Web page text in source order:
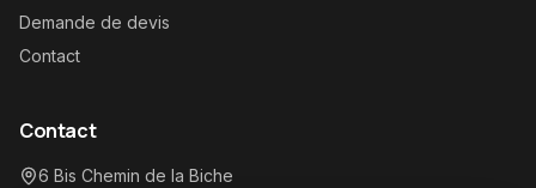
Demande de devis
Contact
Contact
6 Bis Chemin de la Biche